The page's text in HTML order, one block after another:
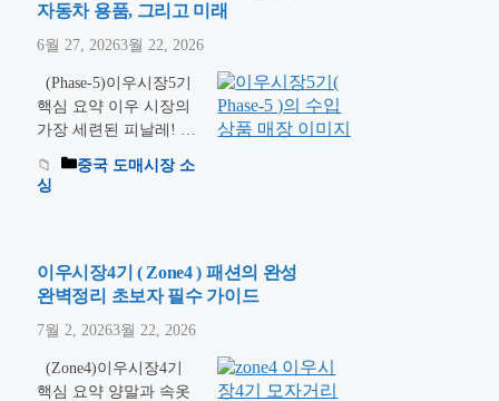
자동차 용품, 그리고 미래
6월 27, 20263월 22, 2026
(Phase-5)이우시장5기
핵심 요약 이우 시장의
가장 세련된 피날레! 침
구류, 자동차 용품, 애완
용품의 신성장 동력이
합니다. 안녕하세요, 다
다직구의 조셉입니다.
(District 5)는 이우 국제
상무성의 대장정을 마무
리하는 구역이자 가장
중국 도매시장 소
싱
이우시장4기 ( Zone4 ) 패션의 완성
완벽정리 초보자 필수 가이드
7월 2, 20263월 22, 2026
(Zone4)이우시장4기
핵심 요약 양말과 속옷